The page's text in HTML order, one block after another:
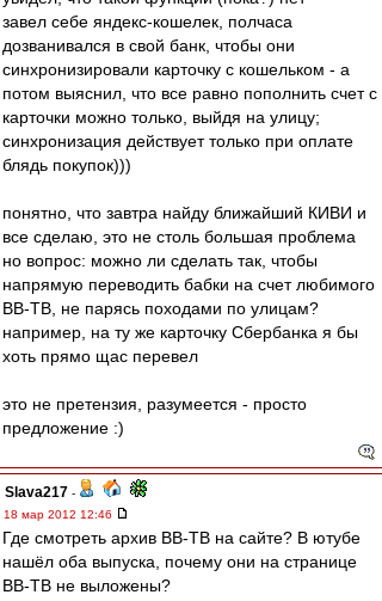
завел себе яндекс-кошелек, полчаса
дозванивался в свой банк, чтобы они
синхронизировали карточку с кошельком - а
потом выяснил, что все равно пополнить счет с
карточки можно только, выйдя на улицу;
синхронизация действует только при оплате
блядь покупок)))
понятно, что завтра найду ближайший КИВИ и
все сделаю, это не столь большая проблема
но вопрос: можно ли сделать так, чтобы
напрямую переводить бабки на счет любимого
ВВ-ТВ, не парясь походами по улицам?
например, на ту же карточку Сбербанка я бы
хоть прямо щас перевел
это не претензия, разумеется - просто
предложение :)
Slava217 -
18 мар 2012 12:46
Где смотреть архив ВВ-ТВ на сайте? В ютубе
нашёл оба выпуска, почему они на странице
ВВ-ТВ не выложены?